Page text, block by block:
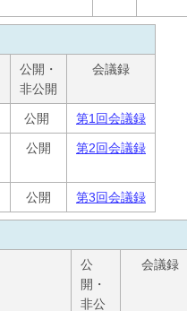
公開・
非公開
会議録
公開 第1回会議録
公開 第2回会議録
公開 第3回会議録
公
開・
非公
会議録